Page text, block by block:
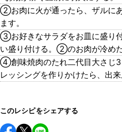
②お肉に火が通ったら、ザルに
ます。
③お好きなサラダをお皿に盛り
い盛り付ける。②のお肉が冷めた
④創味焼肉のたれ二代目大さじ3
レッシングを作りかけたら、出来
このレシピをシェアする